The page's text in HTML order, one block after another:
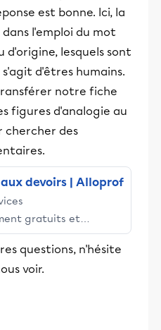
est bonne. Ici, la
l'emploi du mot
d'origine, lesquels sont
d'êtres humains.
notre fiche
figures d'analogie au
chercher des
devoirs | Alloprof
gratuits et
engage les élèves
la réussite
questions, n'hésite
voir.